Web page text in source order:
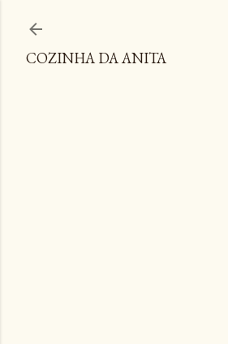
COZINHA DA ANITA